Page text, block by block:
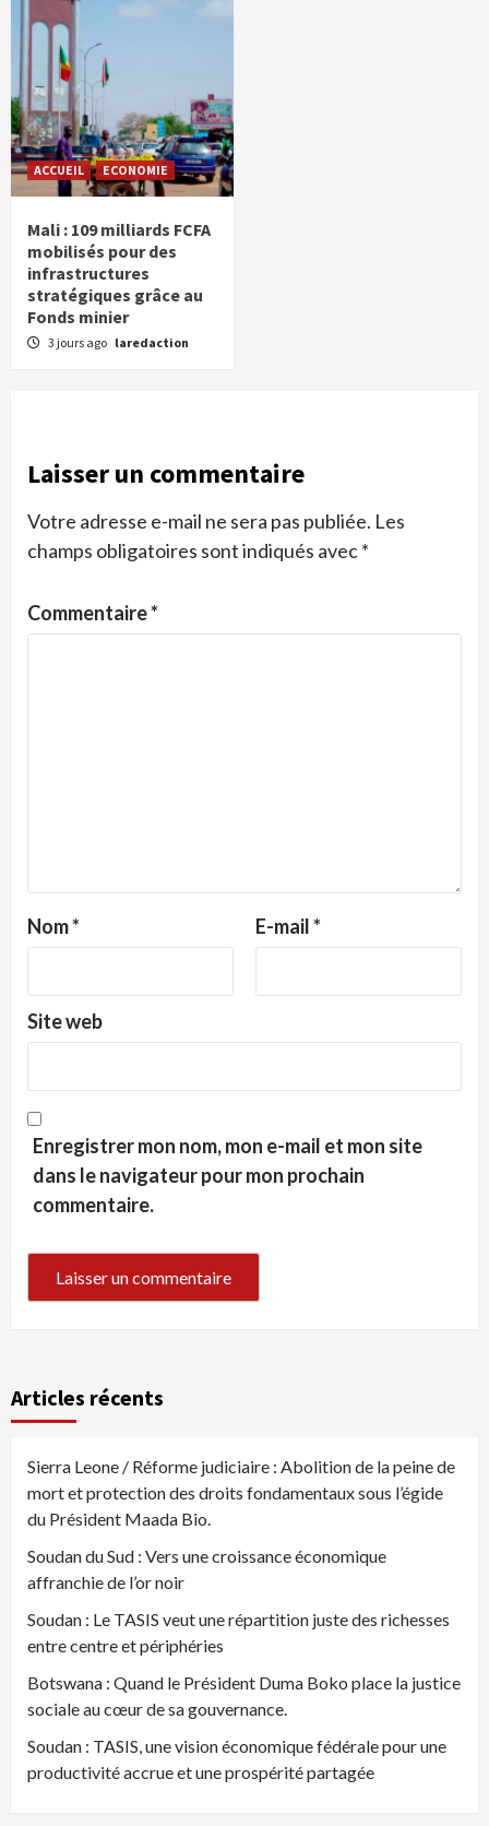
ACCUEIL ECONOMIE
Mali : 109 milliards FCFA
mobilisés pour des
infrastructures
stratégiques grâce au
Fonds minier
3 jours ago laredaction
Laisser un commentaire
Votre adresse e-mail ne sera pas publiée. Les
champs obligatoires sont indiqués avec*
Commentaire*
Nom* E-mail*
Site web
Enregistrer mon nom, mon e-mail et mon site
dans le navigateur pour mon prochain
commentaire.
Articles récents
Sierra Leone / Réforme judiciaire : Abolition de la peine de
mort et protection des droits fondamentaux sous l’égide
du Président Maada Bio.
Soudan du Sud : Vers une croissance économique
affranchie de l’or noir
Soudan : Le TASIS veut une répartition juste des richesses
entre centre et périphéries
Botswana : Quand le Président Duma Boko place la justice
sociale au cœur de sa gouvernance.
Soudan : TASIS, une vision économique fédérale pour une
productivité accrue et une prospérité partagée